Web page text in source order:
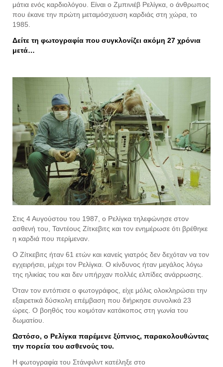
μάτια ενός καρδιολόγου. Είναι ο Ζμπινιέβ Ρελίγκα, ο άνθρωπος
που έκανε την πρώτη μεταμόσχευση καρδιάς στη χώρα, το
1985.
Δείτε τη φωτογραφία που συγκλονίζει ακόμη 27 χρόνια
μετά…
Στις 4 Αυγούστου του 1987, ο Ρελίγκα τηλεφώνησε στον
ασθενή του, Ταντέους Ζίτκεβιτς και τον ενημέρωσε ότι βρέθηκε
η καρδιά που περίμεναν.
Ο Ζίτκεβιτς ήταν 61 ετών και κανείς γιατρός δεν δεχόταν να τον
εγχειρήσει, μέχρι τον Ρελίγκα. Ο κίνδυνος ήταν μεγάλος λόγω
της ηλικίας του και δεν υπήρχαν πολλές ελπίδες ανάρρωσης.
Όταν τον εντόπισε ο φωτογράφος, είχε μόλις ολοκληρώσει την
εξαιρετικά δύσκολη επέμβαση που διήρκησε συνολικά 23
ώρες. Ο βοηθός του κοιμόταν κατάκοπος στη γωνία του
δωματίου.
Ωστόσο, ο Ρελίγκα παρέμενε ξύπνιος, παρακολουθώντας
την πορεία του ασθενούς του.
Η φωτογραφία του Στάνφιλντ κατέληξε στο